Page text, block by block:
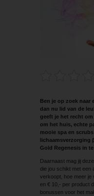
Ben je op zoek naar
dan nu lid van de
geeft je het recht
om het huis, echte
mooie spa en
lichaamsverzorging
Gold Regenesis in
Daarnaast mag jij
die jou schikt met een
verkoopt, hoe meer je
en € 10,- per product
bonussen voor het